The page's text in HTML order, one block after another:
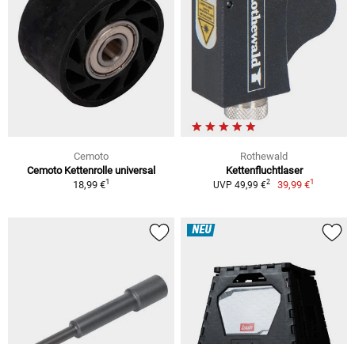
Cemoto
Cemoto Kettenrolle universal
18,99 €1
Rothewald
Kettenfluchtlaser
UVP 49,99 €2 39,99 €1
NEU